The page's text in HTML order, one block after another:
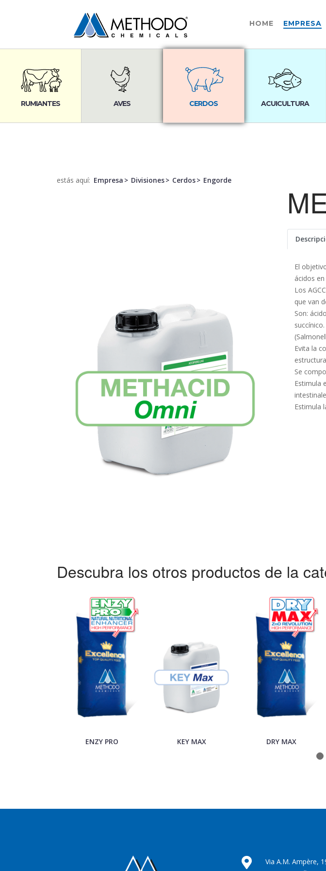
HOME EMPRESA
RUMIANTES AVES CERDOS ACUICULTURA
estás aquí: Empresa Divisiones Cerdos Engorde
El
ácidos
Los
que van
Son:
Evita la
Se
Estimula
Estimula
Descubra los otros productos de la
ENZY PRO KEY MAX DRY MAX
Via A.M. Ampère,